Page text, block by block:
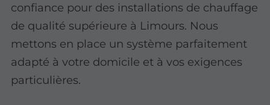
confiance pour des installations de chauffage
de qualité supérieure à Limours. Nous
mettons en place un système parfaitement
adapté à votre domicile et à vos exigences
particulières.